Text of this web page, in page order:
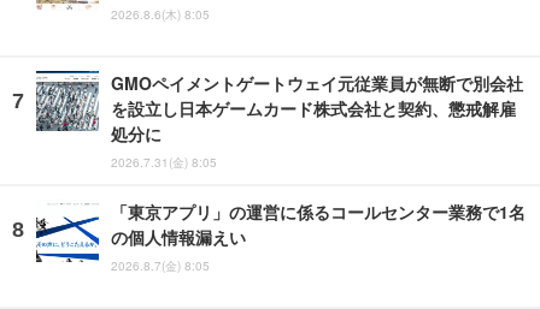
2026.8.6(木) 8:05
GMOペイメントゲートウェイ元従業員が無断で別会社
を設立し日本ゲームカード株式会社と契約、懲戒解雇
処分に
2026.7.31(金) 8:05
「東京アプリ」の運営に係るコールセンター業務で1名
の個人情報漏えい
2026.8.7(金) 8:05